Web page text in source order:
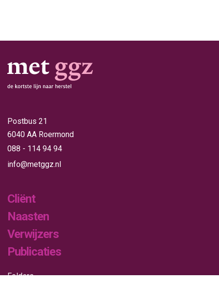
Postbus 21
6040 AA Roermond
088 - 114 94 94
info@metggz.nl
Cliënt
Naasten
Verwijzers
Publicaties
Folders